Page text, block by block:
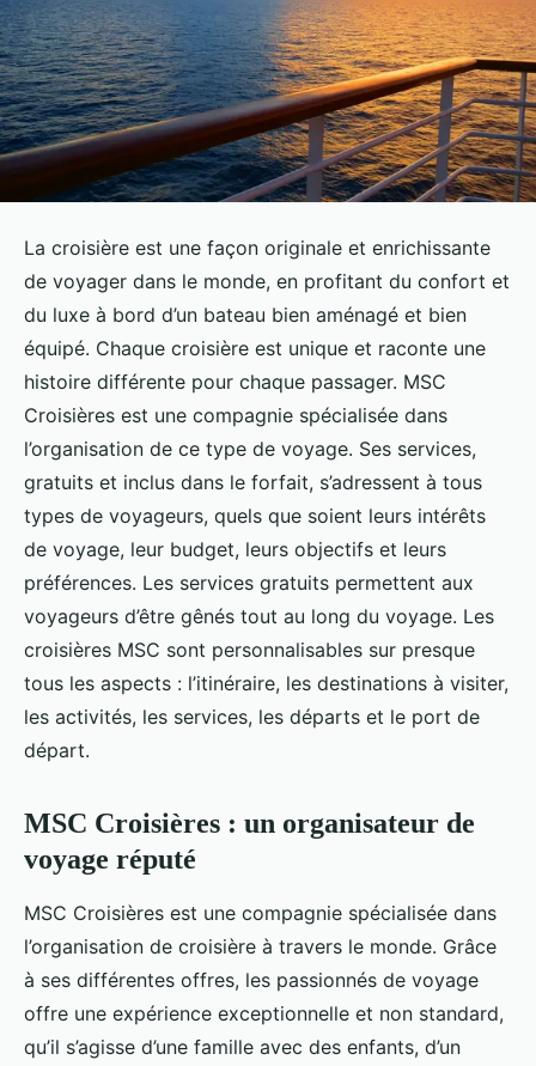
La croisière est une façon originale et enrichissante
de voyager dans le monde, en profitant du confort et
du luxe à bord d’un bateau bien aménagé et bien
équipé. Chaque croisière est unique et raconte une
histoire différente pour chaque passager. MSC
Croisières est une compagnie spécialisée dans
l’organisation de ce type de voyage. Ses services,
gratuits et inclus dans le forfait, s’adressent à tous
types de voyageurs, quels que soient leurs intérêts
de voyage, leur budget, leurs objectifs et leurs
préférences. Les services gratuits permettent aux
voyageurs d’être gênés tout au long du voyage. Les
croisières MSC sont personnalisables sur presque
tous les aspects : l’itinéraire, les destinations à visiter,
les activités, les services, les départs et le port de
départ.
MSC Croisières : un organisateur de
voyage réputé
MSC Croisières est une compagnie spécialisée dans
l’organisation de croisière à travers le monde. Grâce
à ses différentes offres, les passionnés de voyage
offre une expérience exceptionnelle et non standard,
qu’il s’agisse d’une famille avec des enfants, d’un